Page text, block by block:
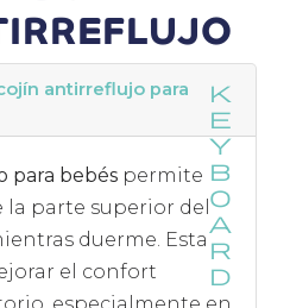
antirreflujo para
para bebés permite
parte superior del
duerme. Esta
el confort